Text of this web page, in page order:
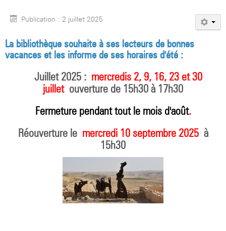
Publication : 2 juillet 2025
La bibliothèque souhaite à ses lecteurs de bonnes
vacances et les informe de ses horaires d'été :
Juillet 2025 :mercredis 2, 9, 16, 23 et 30
juillet ouverture de 15h30 à 17h30
Fermeture pendant tout le mois d'août.
Réouverture lemercredi 10 septembre 2025 à
15h30